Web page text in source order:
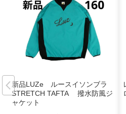
新品LUZe ルースイソンブラ
STRETCH TAFTA 撥水防風ジ
ャケット